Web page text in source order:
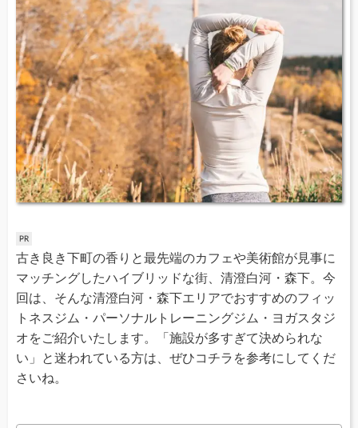
古き良き下町の香りと最先端のカフェや美術館が見事に
マッチングしたハイブリッドな街、清澄白河・森下。今
回は、そんな清澄白河・森下エリアでおすすめのフィッ
トネスジム・パーソナルトレーニングジム・ヨガスタジ
オをご紹介いたします。「施設が多すぎて決められな
い」と迷われている方は、ぜひコチラを参考にしてくだ
さいね。